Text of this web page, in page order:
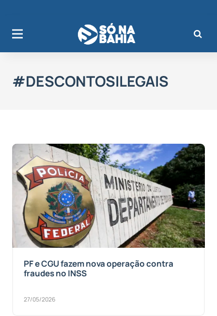
#DESCONTOSILEGAIS
PF e CGU fazem nova operação contra
fraudes no INSS
27/05/2026